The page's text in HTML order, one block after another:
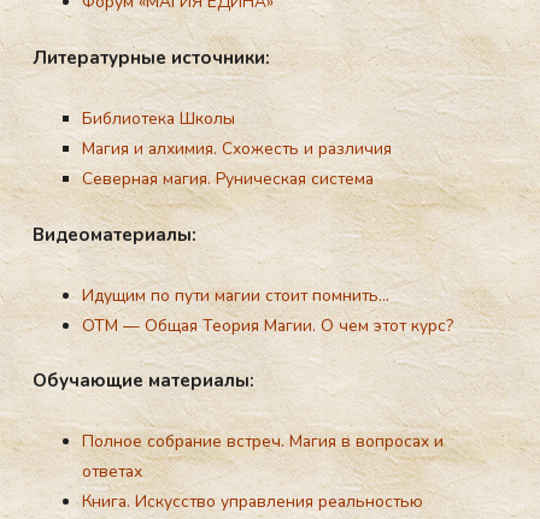
Ли­тера­тур­ные ис­точни­ки:
Библиотека Школы
Магия и алхимия. Схожесть и различия
Северная магия. Руническая система
Ви­де­ома­тери­алы:
Идущим по пути магии стоит помнить…
ОТМ — Общая Теория Магии. О чем этот курс?
Обу­ча­ющие ма­тери­алы:
Полное собрание встреч. Магия в вопросах и
ответах
Книга. Искусство управления реальностью